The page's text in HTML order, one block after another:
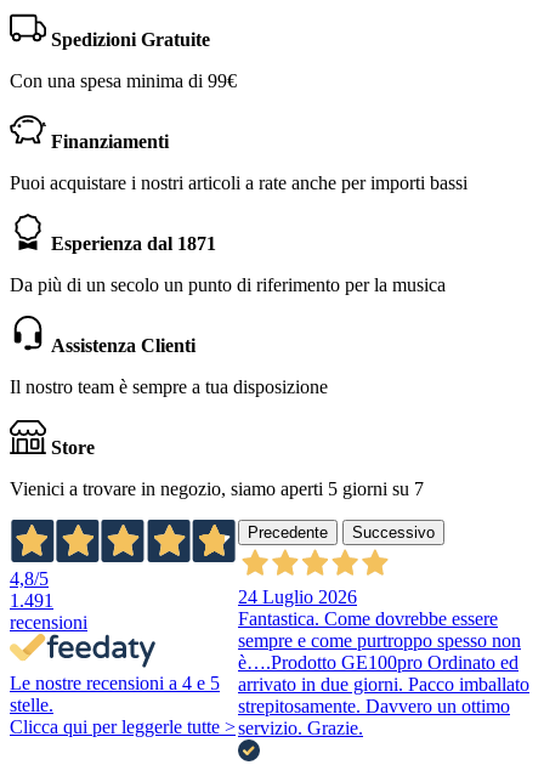
Spedizioni Gratuite
Con una spesa minima di 99€
Finanziamenti
Puoi acquistare i nostri articoli a rate anche per importi bassi
Esperienza dal 1871
Da più di un secolo un punto di riferimento per la musica
Assistenza Clienti
Il nostro team è sempre a tua disposizione
Store
Vienici a trovare in negozio, siamo aperti 5 giorni su 7
4,8/5
1.491
recensioni
Le nostre recensioni a 4 e 5
stelle.
Clicca qui per leggerle tutte >
Precedente Successivo
24 Luglio 2026
Fantastica. Come dovrebbe essere
sempre e come purtroppo spesso non
è….Prodotto GE100pro Ordinato ed
arrivato in due giorni. Pacco imballato
strepitosamente. Davvero un ottimo
servizio. Grazie.